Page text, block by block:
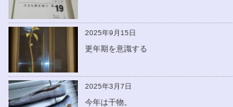
2025年9月15日
更年期を意識する
2025年3月7日
今年は干物。